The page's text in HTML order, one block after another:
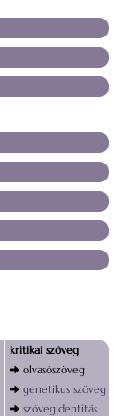
kritikai szöveg
olvasószöveg
genetikus szöveg
szövegidentitás